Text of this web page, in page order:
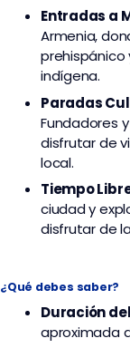
Entradas a
Armenia,
prehispánico
indígena.
Paradas
Fundadores
disfrutar de
local.
Tiempo
ciudad y
disfrutar de
¿Qué debes saber?
Duración
aproximada